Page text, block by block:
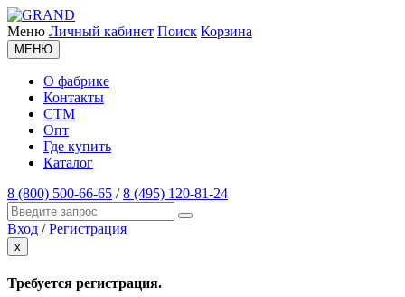
Меню Личный кабинет Поиск Корзина
МЕНЮ
О фабрике
Контакты
СТМ
Опт
Где купить
Каталог
8 (800) 500-66-65 /8 (495) 120-81-24
Вход / Регистрация
x
Требуется регистрация.